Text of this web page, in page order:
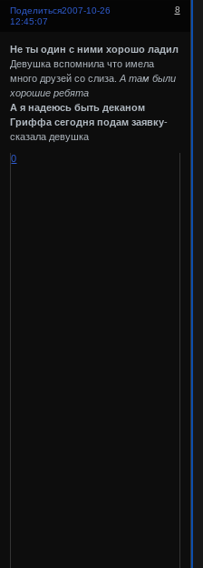
Поделиться 8
2007-10-26
12:45:07
Не ты один с ними хорошо ладил
Девушка вспомнила что имела
много друзей со слиза.А там были
хорошие ребята
А я надеюсь быть деканом
Гриффа сегодня подам заявку-
сказала девушка
0